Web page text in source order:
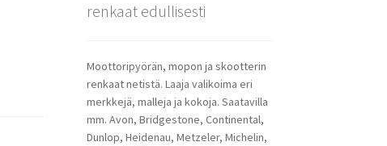
renkaat edullisesti
Moottoripyörän, mopon ja skootterin
renkaat netistä. Laaja valikoima eri
merkkejä, malleja ja kokoja. Saatavilla
mm. Avon, Bridgestone, Continental,
Dunlop, Heidenau, Metzeler, Michelin,